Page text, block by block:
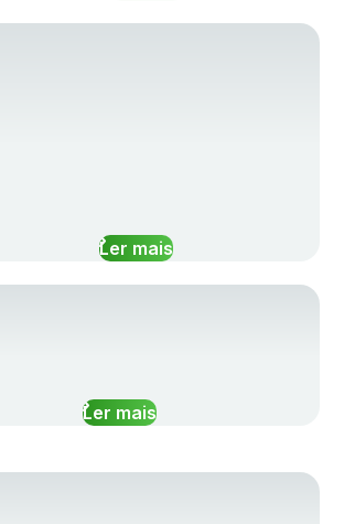
Ler mais
Ler mais